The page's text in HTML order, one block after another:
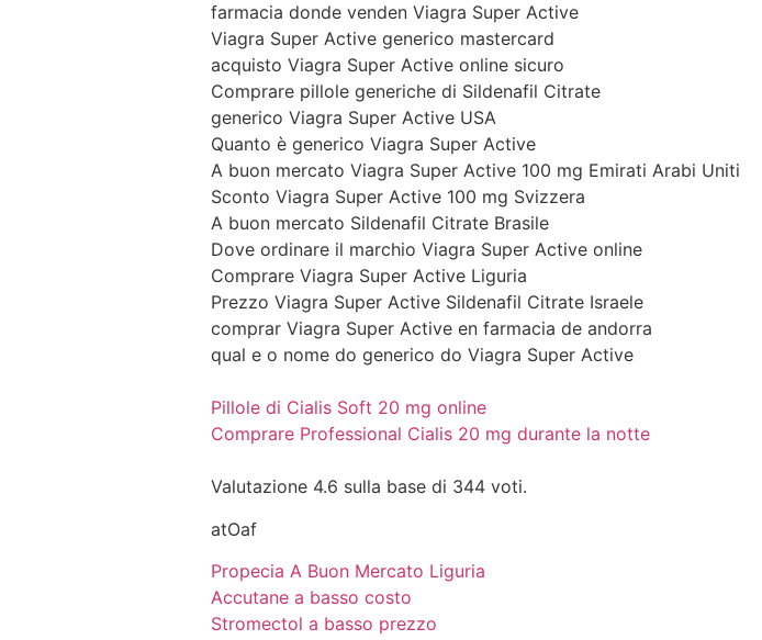
farmacia donde venden Viagra Super Active
Viagra Super Active generico mastercard
acquisto Viagra Super Active online sicuro
Comprare pillole generiche di Sildenafil Citrate
generico Viagra Super Active USA
Quanto è generico Viagra Super Active
A buon mercato Viagra Super Active 100 mg Emirati Arabi Uniti
Sconto Viagra Super Active 100 mg Svizzera
A buon mercato Sildenafil Citrate Brasile
Dove ordinare il marchio Viagra Super Active online
Comprare Viagra Super Active Liguria
Prezzo Viagra Super Active Sildenafil Citrate Israele
comprar Viagra Super Active en farmacia de andorra
qual e o nome do generico do Viagra Super Active
Pillole di Cialis Soft 20 mg online
Comprare Professional Cialis 20 mg durante la notte
Valutazione 4.6 sulla base di 344 voti.
atOaf
Propecia A Buon Mercato Liguria
Accutane a basso costo
Stromectol a basso prezzo